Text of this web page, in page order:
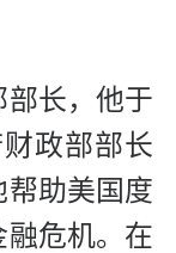
长，他于
政部部长
帮助美国度
危机。在